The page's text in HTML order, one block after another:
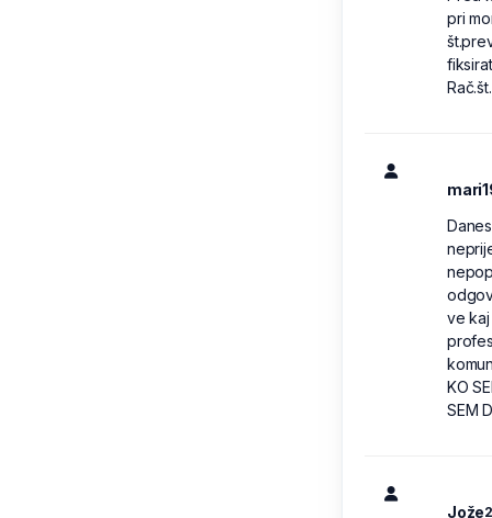
pri
ve
KO
SEM
Jože